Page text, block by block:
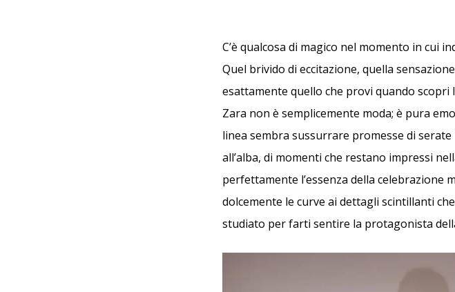
C’è qualcosa di magico nel momento in cui
Quel brivido di eccitazione, quella
esattamente quello che provi quando scopri
Zara non è semplicemente moda; è pura
linea sembra sussurrare promesse di
all’alba, di momenti che restano impressi
perfettamente l’essenza della celebrazione
dolcemente le curve ai dettagli scintillanti
studiato per farti sentire la protagonista